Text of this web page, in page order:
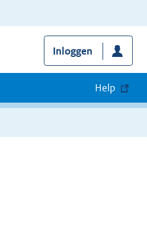
Inloggen
Help